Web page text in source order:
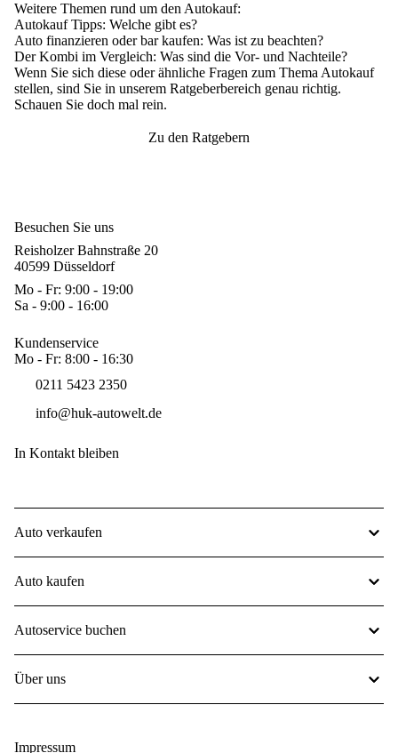
Weitere Themen rund um den Autokauf:
Autokauf Tipps: Welche gibt es?
Auto finanzieren oder bar kaufen: Was ist zu beachten?
Der Kombi im Vergleich: Was sind die Vor- und Nachteile?
Wenn Sie sich diese oder ähnliche Fragen zum Thema Autokauf
stellen, sind Sie in unserem Ratgeberbereich genau richtig.
Schauen Sie doch mal rein.
Zu den Ratgebern
Besuchen Sie uns
Reisholzer Bahnstraße 20
40599 Düsseldorf
Mo - Fr: 9:00 - 19:00
Sa - 9:00 - 16:00
Kundenservice
Mo - Fr: 8:00 - 16:30
0211 5423 2350
info@huk-autowelt.de
In Kontakt bleiben
Auto verkaufen
Auto kaufen
Autoservice buchen
Über uns
Impressum